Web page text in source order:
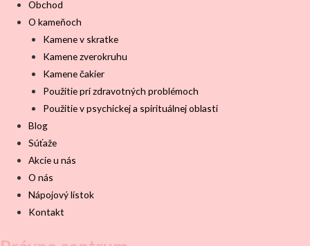
Obchod
O kameňoch
Kamene v skratke
Kamene zverokruhu
Kamene čakier
Použitie pri zdravotných problémoch
Použitie v psychickej a spirituálnej oblasti
Blog
Súťaže
Akcie u nás
O nás
Nápojový lístok
Kontakt